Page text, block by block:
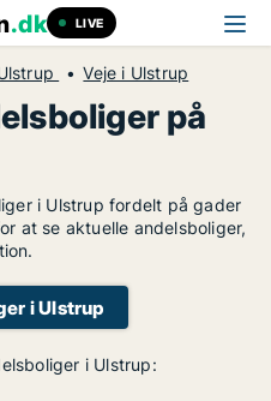
.dk LIVE
Veje i Ulstrup
på
i Ulstrup fordelt på gader
at se aktuelle andelsboliger,
i Ulstrup
i Ulstrup: